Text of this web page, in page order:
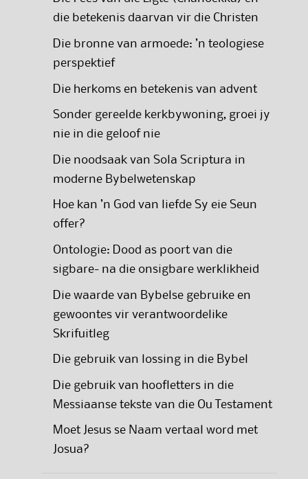
die betekenis daarvan vir die Christen
Die bronne van armoede: ’n teologiese
perspektief
Die herkoms en betekenis van advent
Sonder gereelde kerkbywoning, groei jy
nie in die geloof nie
Die noodsaak van Sola Scriptura in
moderne Bybelwetenskap
Hoe kan ’n God van liefde Sy eie Seun
offer?
Ontologie: Dood as poort van die
sigbare- na die onsigbare werklikheid
Die waarde van Bybelse gebruike en
gewoontes vir verantwoordelike
Skrifuitleg
Die gebruik van lossing in die Bybel
Die gebruik van hoofletters in die
Messiaanse tekste van die Ou Testament
Moet Jesus se Naam vertaal word met
Josua?